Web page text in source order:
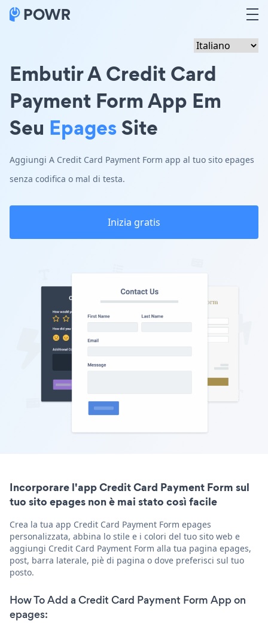
Embutir A Credit Card
Payment Form App Em
Seu EpagesSite
Aggiungi A Credit Card Payment Form app al tuo sito epages
senza codifica o mal di testa.
Inizia gratis
Incorporare l'app Credit Card Payment Form sul
tuo sito epages non è mai stato così facile
Crea la tua app Credit Card Payment Form epages
personalizzata, abbina lo stile e i colori del tuo sito web e
aggiungi Credit Card Payment Form alla tua pagina epages,
post, barra laterale, piè di pagina o dove preferisci sul tuo
posto.
How To Add a Credit Card Payment Form App on
epages: